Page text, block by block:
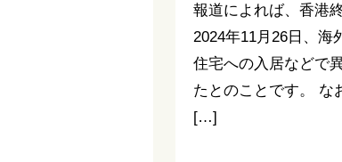
報道によれば、香港
2024年11月26日、海
住宅への入居などで
たとのことです。 な
[…]